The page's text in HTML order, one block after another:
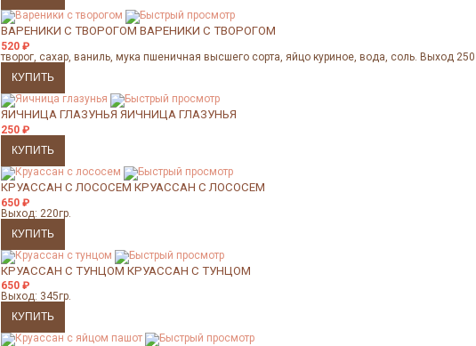
ВАРЕНИКИ С ТВОРОГОМ ВАРЕНИКИ С ТВОРОГОМ
520 ₽
творог, сахар, ваниль, мука пшеничная высшего сорта, яйцо куриное, вода, соль. Выход 250
ЯИЧНИЦА ГЛАЗУНЬЯ ЯИЧНИЦА ГЛАЗУНЬЯ
250 ₽
КРУАССАН С ЛОСОСЕМ КРУАССАН С ЛОСОСЕМ
650 ₽
Выход: 220гр.
КРУАССАН С ТУНЦОМ КРУАССАН С ТУНЦОМ
650 ₽
Выход: 345гр.